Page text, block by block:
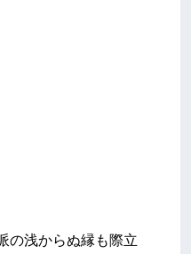
の浅からぬ縁も際立